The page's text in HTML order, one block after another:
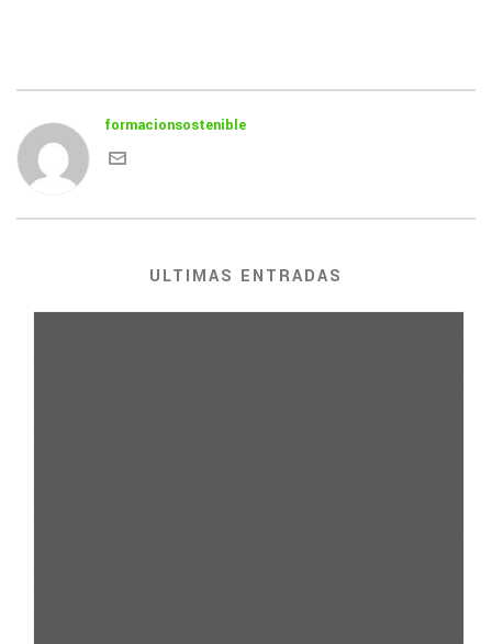
formacionsostenible
ULTIMAS ENTRADAS